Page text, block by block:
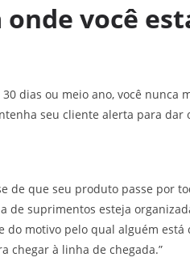
onde você
dias ou meio ano, você nunca
seu cliente alerta para dar
de que seu produto passe por
de suprimentos esteja
do motivo pelo qual alguém está
chegar à linha de chegada.”